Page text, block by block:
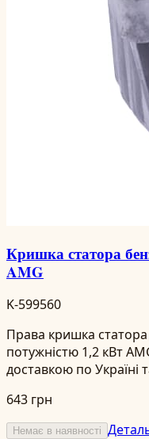
Кришка статора
AMG
K-599560
Права кришка
потужністю 1,2 кВт
доставкою по Україні
643 грн
Немає в наявності